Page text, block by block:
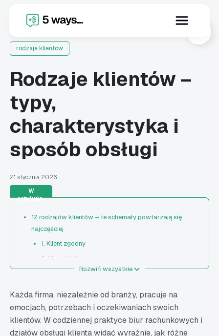
rodzaje klientów
Rodzaje klientów –
typy,
charakterystyka i
sposób obsługi
21 stycznia 2026
W
artykule:
12 rodzajów klientów – te schematy powtarzają się
najczęściej
1. Klient zgodny
2. Klient lojalny
3. Klient samodzielny
6. Różne typy klientów – klient niezdecydowany /
chaotyczny
Rozwiń wszystkie
Każda firma, niezależnie od branży, pracuje na
emocjach, potrzebach i oczekiwaniach swoich
klientów. W codziennej praktyce biur rachunkowych i
działów obsługi klienta widać wyraźnie, jak różne